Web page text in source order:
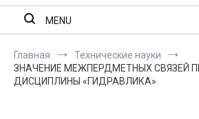
MENU
Главная
Технические науки
ЗНАЧЕНИЕ МЕЖПЕРДМЕТНЫХ СВЯЗЕЙ
ДИСЦИПЛИНЫ «ГИДРАВЛИКА»